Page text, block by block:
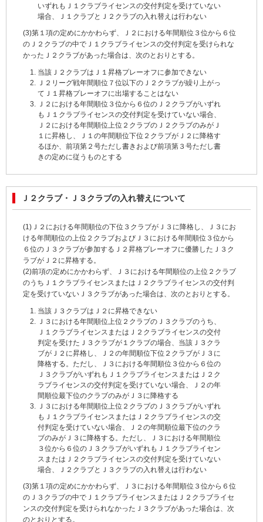
いずれもＪ１クラブライセンスの交付判定を受けていない
場合、Ｊ１クラブとＪ２クラブの入れ替えは行わない
(3)第１項の定めにかかわらず、Ｊ２における年間順位３位から６位
のＪ２クラブの中でＪ１クラブライセンスの交付判定を受けられな
かったＪ２クラブがあった場合は、次のとおりとする。
当該Ｊ２クラブはＪ１昇格プレーオフに参加できない
Ｊ２リーグ戦年間順位７位以下のＪ２クラブが繰り上がっ
てＪ１昇格プレーオフに出場することはない
Ｊ２における年間順位３位から６位のＪ２クラブがいずれ
もＪ１クラブライセンスの交付判定を受けていない場合、
Ｊ２における年間順位上位２クラブのＪ２クラブのみがＪ
１に昇格し、Ｊ１の年間順位下位２クラブがＪ２に降格す
るほか、前項第２号ただし書きおよび前項第３号ただし書
きの定めに従うものとする
Ｊ２クラブ・Ｊ３クラブの入れ替えについて
(1)Ｊ２における年間順位の下位３クラブがＪ３に降格し、Ｊ３にお
ける年間順位の上位２クラブおよびＪ３における年間順位３位から
６位のＪ３クラブが参加するＪ２昇格プレーオフに優勝したＪ３ク
ラブがＪ２に昇格する。
(2)前項の定めにかかわらず、Ｊ３における年間順位の上位２クラブ
のうちＪ１クラブライセンスまたはＪ２クラブライセンスの交付判
定を受けていないＪ３クラブがあった場合は、次のとおりとする。
当該Ｊ３クラブはＪ２に昇格できない
Ｊ３における年間順位上位２クラブのＪ３クラブのうち、
Ｊ１クラブライセンスまたはＪ２クラブライセンスの交付
判定を受けたＪ３クラブが１クラブの場合、当該Ｊ３クラ
ブがＪ２に昇格し、Ｊ２の年間順位下位２クラブがＪ３に
降格する。ただし、Ｊ３における年間順位３位から６位の
Ｊ３クラブがいずれもＪ１クラブライセンスまたはＪ２ク
ラブライセンスの交付判定を受けていない場合、Ｊ２の年
間順位最下位のクラブのみがＪ３に降格する
Ｊ３における年間順位上位２クラブのＪ３クラブがいずれ
もＪ１クラブライセンスまたはＪ２クラブライセンスの交
付判定を受けていない場合、Ｊ２の年間順位最下位のクラ
ブのみがＪ３に降格する。ただし、Ｊ３における年間順位
３位から６位のＪ３クラブがいずれもＪ１クラブライセン
スまたはＪ２クラブライセンスの交付判定を受けていない
場合、Ｊ２クラブとＪ３クラブの入れ替えは行わない
(3)第１項の定めにかかわらず、Ｊ３における年間順位３位から６位
のＪ３クラブの中でＪ１クラブライセンスまたはＪ２クラブライセ
ンスの交付判定を受けられなかったＪ３クラブがあった場合は、次
のとおりとする。